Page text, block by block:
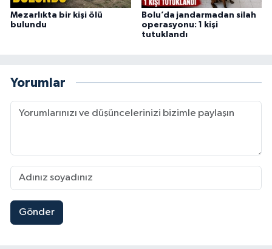
Mezarlıkta bir kişi ölü
bulundu
Bolu’da jandarmadan silah
operasyonu: 1 kişi
tutuklandı
Yorumlar
Gönder